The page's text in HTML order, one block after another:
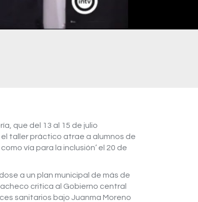
que del 13 al 15 de julio
taller práctico atrae a alumnos de
vía para la inclusión’ el 20 de
a un plan municipal de más de
critica al Gobierno central
sanitarios bajo Juanma Moreno